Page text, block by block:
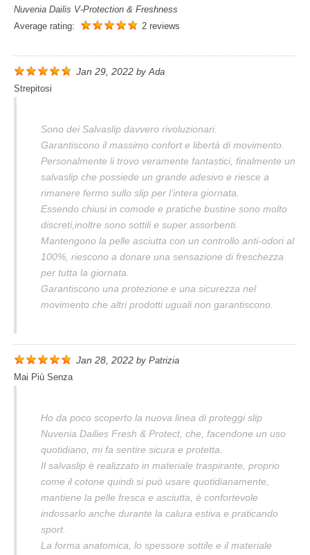
Nuvenia Dailis V-Protection & Freshness
Average rating:
2 reviews
Jan 29, 2022 byAda
Strepitosi
Sono dei Salvaslip davvero rivoluzionari.
Garantiscono il massimo confort e libertà di movimento.
Personalmente li trovo veramente fantastici, finalmente un
salvaslip che possiede un grande adesivo e riesce a
rimanere fermo sullo slip per l’intera giornata.
Essendo chiusi in comode e pratiche bustine sono molto
discreti,inoltre sono sottili e super assorbenti.
Mantengono la pelle asciutta con un controllo anti-odori al
100%, riescono a donare una sensazione di freschezza
per tutta la giornata.
Garantiscono una protezione e una sicurezza nel
movimento che altri prodotti uguali non garantiscono.
Jan 28, 2022 by Patrizia
Mai Più Senza
Ho da poco scoperto la nuova linea di proteggi slip
Nuvenia Dailies Fresh & Protect, che, facendone un uso
quotidiano, mi fa sentire sicura e protetta.
Il salvaslip è realizzato in materiale traspirante, proprio
come il cotone quindi si può usare quotidianamente,
mantiene la pelle fresca e asciutta, è confortevole
indossarlo anche durante la calura estiva e praticando
sport.
La forma anatomica, lo spessore sottile e il materiale